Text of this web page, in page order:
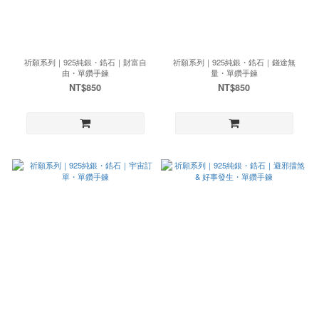
祈願系列｜925純銀・鋯石｜財富自
由・單鑽手鍊
NT$850
祈願系列｜925純銀・鋯石｜錢途無
量・單鑽手鍊
NT$850